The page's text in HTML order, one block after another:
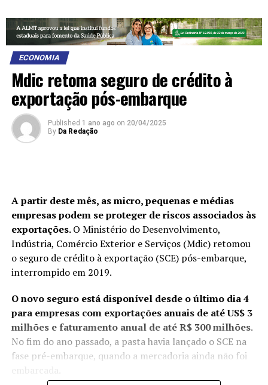
ECONOMIA
Mdic retoma seguro de crédito à
exportação pós-embarque
Published 1 ano ago on 20/04/2025
By Da Redação
A partir deste mês, as micro, pequenas e médias
empresas podem se proteger de riscos associados às
exportações.O Ministério do Desenvolvimento,
Indústria, Comércio Exterior e Serviços (Mdic) retomou
o seguro de crédito à exportação (SCE) pós-embarque,
interrompido em 2019.
O novo seguro está disponível desde o último dia 4
para empresas com exportações anuais de até US$ 3
milhões e faturamento anual de até R$ 300 milhões.
No fim do ano passado, a pasta havia lançado o SCE na
fase pré-embarque, quando a mercadoria ainda não foi